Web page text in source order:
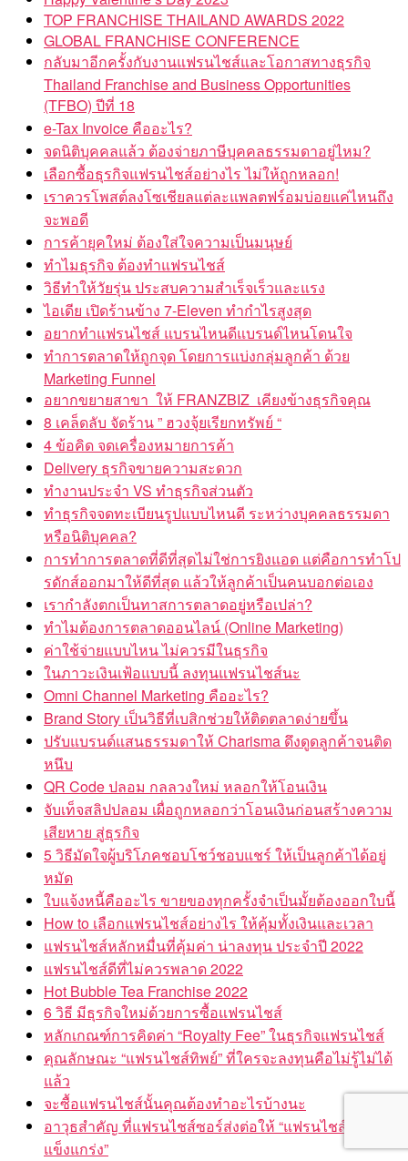
TOP FRANCHISE THAILAND AWARDS 2022
GLOBAL FRANCHISE CONFERENCE
กลับมาอีกครั้งกับงานแฟรนไชส์และโอกาสทางธุรกิจ
Thailand Franchise and Business Opportunities
(TFBO) ปีที่ 18
e-Tax Invoice คืออะไร?
จดนิติบุคคลแล้ว ต้องจ่ายภาษีบุคคลธรรมดาอยู่ไหม?
เลือกซื้อธุรกิจแฟรนไชส์อย่างไร ไม่ให้ถูกหลอก!
เราควรโพสต์ลงโซเชียลแต่ละแพลตฟร์อมบ่อยแค่ไหนถึง
จะพอดี
การค้ายุคใหม่ ต้องใส่ใจความเป็นมนุษย์
ทำไมธุรกิจ ต้องทำแฟรนไชส์
วิธีทำให้วัยรุ่น ประสบความสำเร็จเร็วและแรง
ไอเดีย เปิดร้านข้าง 7-Eleven ทำกำไรสูงสุด
อยากทำแฟรนไชส์ แบรนไหนดีแบรนด์ไหนโดนใจ
ทำการตลาดให้ถูกจุด โดยการแบ่งกลุ่มลูกค้า ด้วย
Marketing Funnel
อยากขยายสาขา ให้ FRANZBIZ เคียงข้างธุรกิจคุณ
8 เคล็ดลับ จัดร้าน ” ฮวงจุ้ยเรียกทรัพย์ “
4 ข้อคิด จดเครื่องหมายการค้า
Delivery ธุรกิจขายความสะดวก
ทำงานประจำ VS ทำธุรกิจส่วนตัว
ทำธุรกิจจดทะเบียนรูปแบบไหนดี ระหว่างบุคคลธรรมดา
หรือนิติบุคคล?
การทำการตลาดที่ดีที่สุดไม่ใช่การยิงแอด แต่คือการทำโป
รดักส์ออกมาให้ดีที่สุด แล้วให้ลูกค้าเป็นคนบอกต่อเอง
เรากำลังตกเป็นทาสการตลาดอยู่หรือเปล่า?
ทำไมต้องการตลาดออนไลน์ (Online Marketing)
ค่าใช้จ่ายแบบไหน ไม่ควรมีในธุรกิจ
ในภาวะเงินเฟ้อแบบนี้ ลงทุนแฟรนไชส์นะ
Omni Channel Marketing คืออะไร?
Brand Story เป็นวิธีที่เบสิกช่วยให้ติดตลาดง่ายขึ้น
ปรับแบรนด์แสนธรรมดาให้ Charisma ดึงดูดลูกค้าจนติด
หนึบ
QR Code ปลอม กลลวงใหม่ หลอกให้โอนเงิน
จับเท็จสลิปปลอม เผื่อถูกหลอกว่าโอนเงินก่อนสร้างความ
เสียหาย สู่ธุรกิจ
5 วิธีมัดใจผู้บริโภคชอบโชว์ชอบแชร์ ให้เป็นลูกค้าได้อยู่
หมัด
ใบแจ้งหนี้คืออะไร ขายของทุกครั้งจำเป็นมั้ยต้องออกใบนี้
How to เลือกแฟรนไชส์อย่างไร ให้คุ้มทั้งเงินและเวลา
แฟรนไชส์หลักหมื่นที่คุ้มค่า น่าลงทุน ประจำปี 2022
แฟรนไชส์ดีที่ไม่ควรพลาด 2022
Hot Bubble Tea Franchise 2022
6 วิธี มีธุรกิจใหม่ด้วยการซื้อแฟรนไชส์
หลักเกณฑ์การคิดค่า “Royalty Fee” ในธุรกิจแฟรนไชส์
คุณลักษณะ “แฟรนไชส์ทิพย์” ที่ใครจะลงทุนคือไม่รู้ไม่ได้
แล้ว
จะซื้อแฟรนไชส์นั้นคุณต้องทำอะไรบ้างนะ
อาวุธสำคัญ ที่แฟรนไชส์ซอร์ส่งต่อให้ “แฟรนไชส์ซี
แข็งแกร่ง”